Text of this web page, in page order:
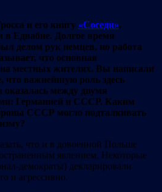
и его книгу «Соседи»,
Едвабне. Долгое время
делом рук немцев, но работа
что основная
на местных жителях. Вы написали
что важнейшую роль здесь
между двумя
Германией и СССР. Каким
СССР могло подталкивать
что и в довоенной Польше
явлением. Некоторые
демократы) декларировали
и агрессивно.